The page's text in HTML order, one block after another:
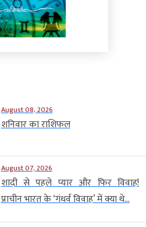
August 08, 2026
शनिवार का राशिफल
August 07, 2026
शादी से पहले प्यार और फिर विवाह!
प्राचीन भारत के ‘गंधर्व विवाह’ में क्या थे...